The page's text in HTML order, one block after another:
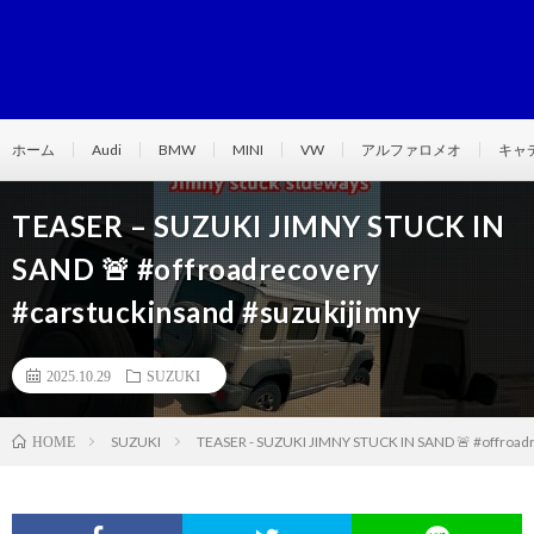
ホーム Audi BMW MINI VW アルファロメオ キャ
TEASER – SUZUKI JIMNY STUCK IN
SAND 🚨 #offroadrecovery
#carstuckinsand #suzukijimny
2025.10.29 SUZUKI
HOME SUZUKI TEASER - SUZUKI JIMNY STUCK IN SAND 🚨